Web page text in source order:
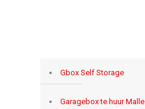
Gbox Self Storage
Garagebox te huur Malle